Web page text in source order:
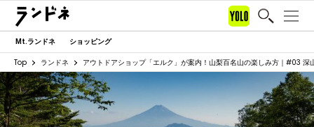
Mt.ランドネ ショッピング
Top ランドネ アウトドアショップ「エルク」が案内！山梨百名山の楽しみ方｜#03 深